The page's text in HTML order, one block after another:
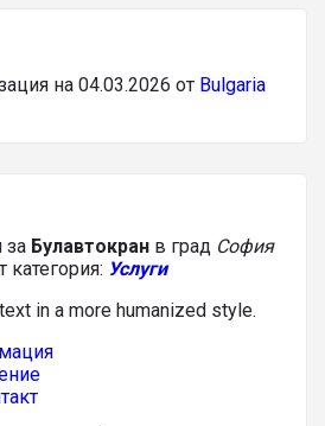
на 04.03.2026 от Bulgaria
Булавтокран в град София
категория: Услуги
in a more humanized style.